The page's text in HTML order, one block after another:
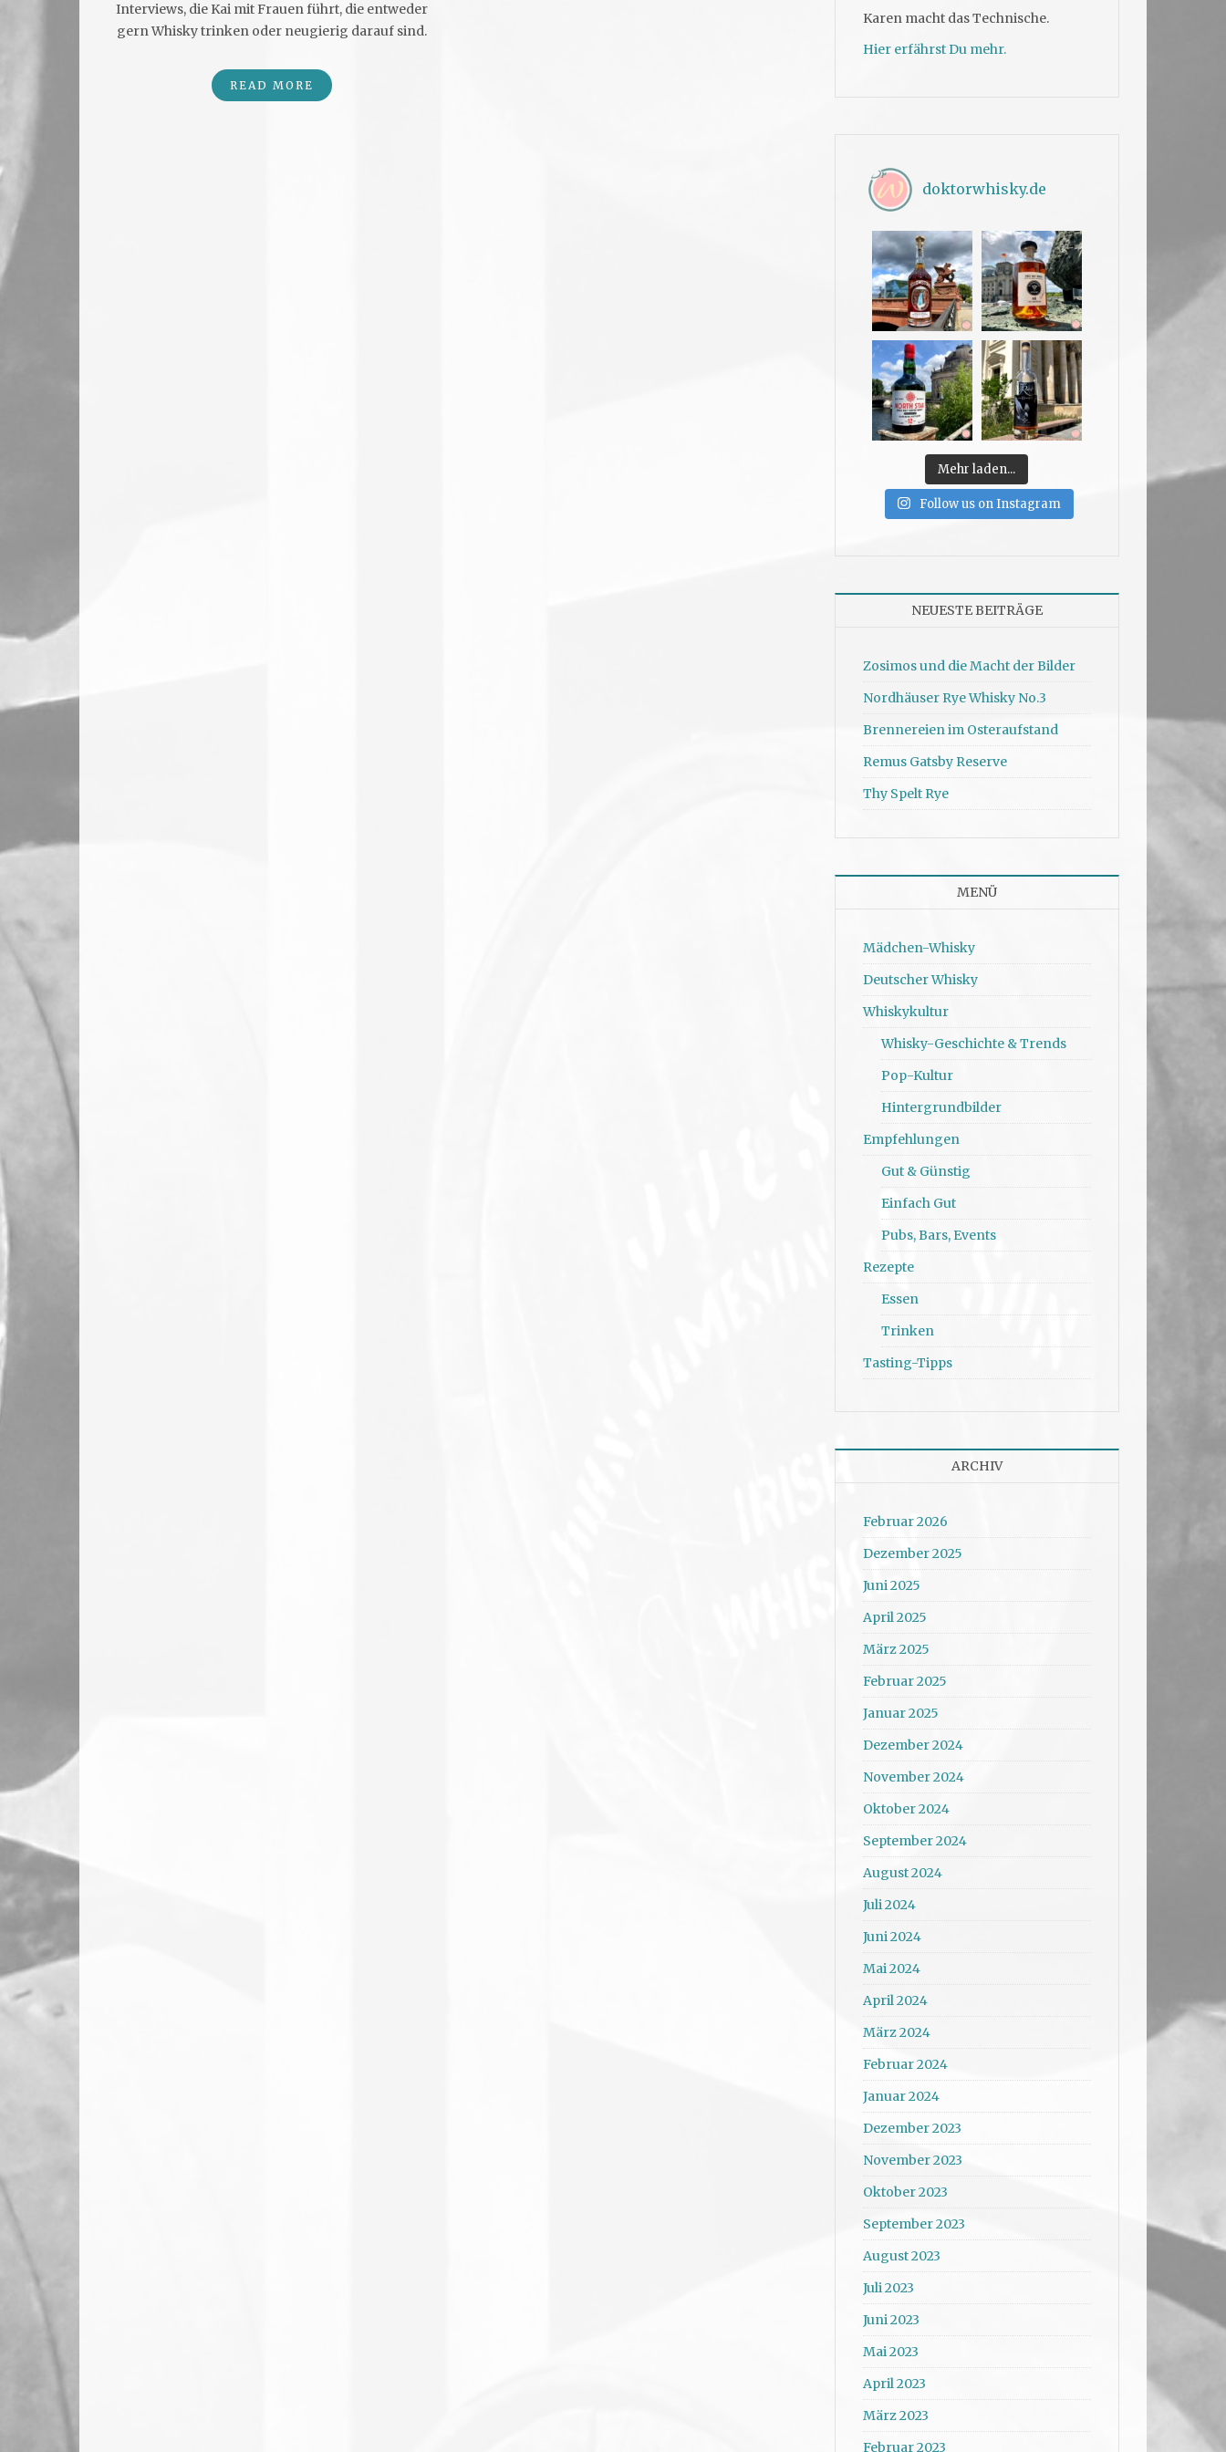
Interviews, die Kai mit Frauen führt, die entweder
gern Whisky trinken oder neugierig darauf sind.
READ MORE
Karen macht das Technische.
Hier erfährst Du mehr.
doktorwhisky.de
Mehr laden...
Follow us on Instagram
NEUESTE BEITRÄGE
Zosimos und die Macht der Bilder
Nordhäuser Rye Whisky No.3
Brennereien im Osteraufstand
Remus Gatsby Reserve
Thy Spelt Rye
MENÜ
Mädchen-Whisky
Deutscher Whisky
Whiskykultur
Whisky-Geschichte & Trends
Pop-Kultur
Hintergrundbilder
Empfehlungen
Gut & Günstig
Einfach Gut
Pubs, Bars, Events
Rezepte
Essen
Trinken
Tasting-Tipps
ARCHIV
Februar 2026
Dezember 2025
Juni 2025
April 2025
März 2025
Februar 2025
Januar 2025
Dezember 2024
November 2024
Oktober 2024
September 2024
August 2024
Juli 2024
Juni 2024
Mai 2024
April 2024
März 2024
Februar 2024
Januar 2024
Dezember 2023
November 2023
Oktober 2023
September 2023
August 2023
Juli 2023
Juni 2023
Mai 2023
April 2023
März 2023
Februar 2023